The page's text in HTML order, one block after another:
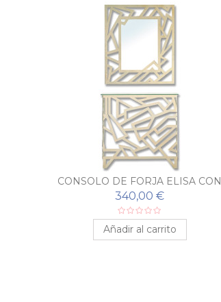
CONSOLO DE FORJA ELISA CON
ESPEJO A JUEGO
340,00 €
Añadir al carrito